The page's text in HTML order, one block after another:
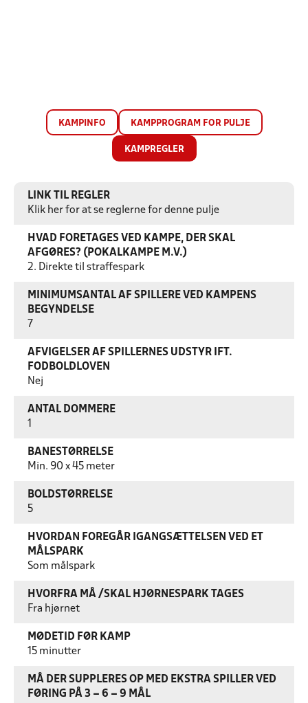
KAMPINFO KAMPPROGRAM FOR PULJE
KAMPREGLER
LINK TIL REGLER
Klik her for at se reglerne for denne pulje
HVAD FORETAGES VED KAMPE, DER SKAL
AFGØRES? (POKALKAMPE M.V.)
2. Direkte til straffespark
MINIMUMSANTAL AF SPILLERE VED KAMPENS
BEGYNDELSE
7
AFVIGELSER AF SPILLERNES UDSTYR IFT.
FODBOLDLOVEN
Nej
ANTAL DOMMERE
BANESTØRRELSE
Min. 90 x 45 meter
BOLDSTØRRELSE
5
HVORDAN FOREGÅR IGANGSÆTTELSEN VED ET
MÅLSPARK
Som målspark
HVORFRA MÅ /SKAL HJØRNESPARK TAGES
Fra hjørnet
MØDETID FØR KAMP
15 minutter
MÅ DER SUPPLERES OP MED EKSTRA SPILLER VED
FØRING PÅ 3 – 6 – 9 MÅL